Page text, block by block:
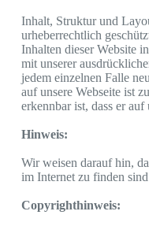
Inhalt, Struktur und
urheberrechtlich
Inhalten dieser Website
mit unserer
jedem einzelnen Falle
auf unsere Webseite ist
erkennbar ist, dass er auf
Hinweis:
Wir weisen darauf hin,
im Internet zu finden
Copyrighthinweis: